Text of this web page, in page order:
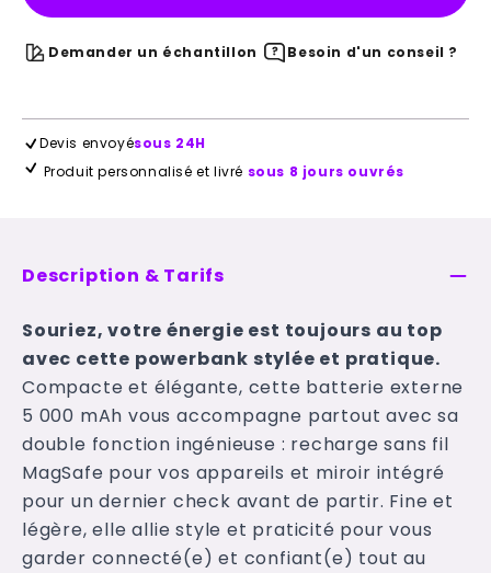
Demander un échantillon Besoin d'un conseil ?
Devis envoyésous 24H
Produit personnalisé et livré sous 8 jours ouvrés
Description & Tarifs
Souriez, votre énergie est toujours au top
avec cette powerbank stylée et pratique.
Compacte et élégante, cette batterie externe
5 000 mAh vous accompagne partout avec sa
double fonction ingénieuse : recharge sans fil
MagSafe pour vos appareils et miroir intégré
pour un dernier check avant de partir. Fine et
légère, elle allie style et praticité pour vous
garder connecté(e) et confiant(e) tout au